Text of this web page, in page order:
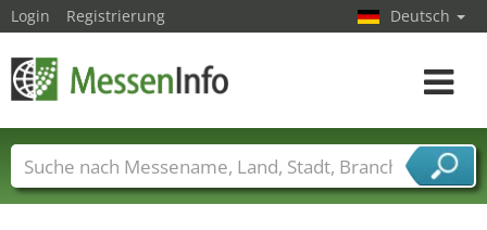
Login Registrierung Deutsch
Toggle
Messenamen Länder Städte
Branchen